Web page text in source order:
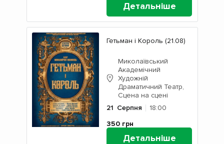
Детальніше
Гетьман і Король (21.08)
Миколаївський
Академічний
Художній
Драматичний Театр,
Сцена на сцені
21 Серпня
18:00
350 грн
Детальніше